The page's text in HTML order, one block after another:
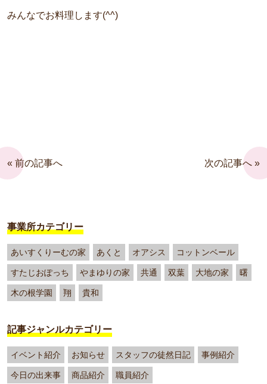
みんなでお料理します(^^)
« 前の記事へ 次の記事へ »
事業所カテゴリー
あいすくりーむの家 あくと オアシス コットンベール
すたじおぽっち やまゆりの家 共通 双葉 大地の家 曙
木の根学園 翔 貴和
記事ジャンルカテゴリー
イベント紹介 お知らせ スタッフの徒然日記 事例紹介
今日の出来事 商品紹介 職員紹介